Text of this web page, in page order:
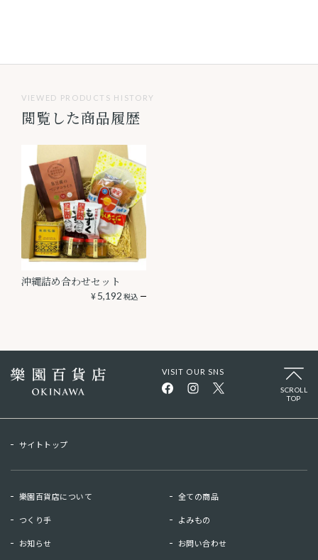
VIEWED PRODUCTS HISTORY
閲覧した商品履歴
沖縄詰め合わせセット
¥5,192 税込
VISIT OUR SNS
SCROLL
TOP
サイトトップ
樂園百貨店について 全ての商品
つくり手 よみもの
お知らせ お問い合わせ